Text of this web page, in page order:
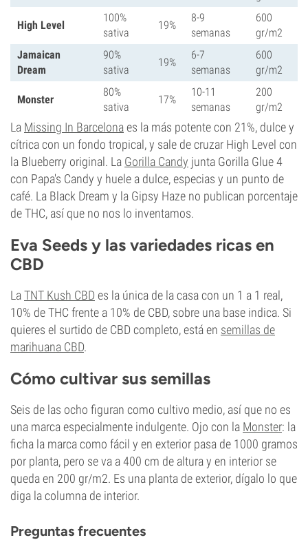
High Level
100%
sativa
19%
8-9
semanas
600
gr/m2
Jamaican
Dream
90%
sativa
19%
6-7
semanas
600
gr/m2
Monster
80%
sativa
17%
10-11
semanas
200
gr/m2
La Missing In Barcelonaes la más potente con 21%, dulce y
cítrica con un fondo tropical, y sale de cruzar High Level con
la Blueberry original. La Gorilla Candy junta Gorilla Glue 4
con Papa's Candy y huele a dulce, especias y un punto de
café. La Black Dream y la Gipsy Haze no publican porcentaje
de THC, así que no nos lo inventamos.
Eva Seeds y las variedades ricas en
CBD
LaTNT Kush CBD es la única de la casa con un 1 a 1 real,
10% de THC frente a 10% de CBD, sobre una base indica. Si
quieres el surtido de CBD completo, está en semillas de
marihuana CBD.
Cómo cultivar sus semillas
Seis de las ocho figuran como cultivo medio, así que no es
una marca especialmente indulgente. Ojo con la Monster: la
ficha la marca como fácil y en exterior pasa de 1000 gramos
por planta, pero se va a 400 cm de altura y en interior se
queda en 200 gr/m2. Es una planta de exterior, dígalo lo que
diga la columna de interior.
Preguntas frecuentes